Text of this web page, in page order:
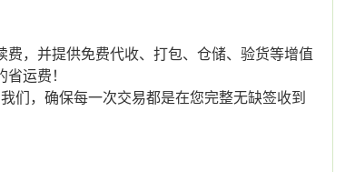
，并提供免费代收、打包、仓储、验货等增值
运费！
们，确保每一次交易都是在您完整无缺签收到